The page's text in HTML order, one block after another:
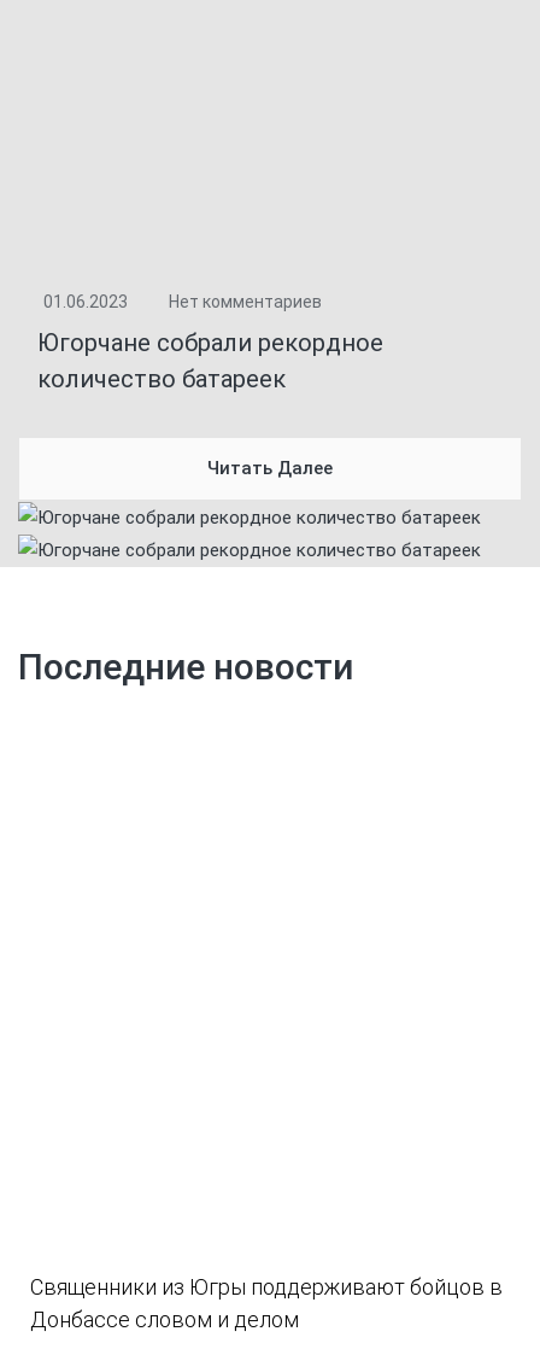
01.06.2023 Нет комментариев
Югорчане собрали рекордное
количество батареек
Читать Далее
Последние новости
Священники из Югры поддерживают бойцов в
Донбассе словом и делом